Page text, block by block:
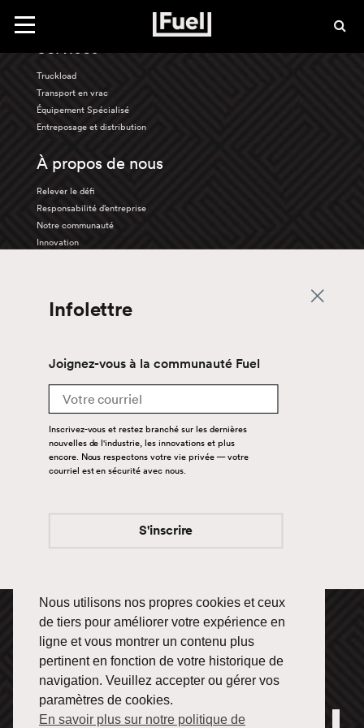
Nous utilisons nos propres cookies et ceux
de tiers pour améliorer votre expérience en
ligne et vous montrer un contenu plus
pertinent en fonction de votre historique de
navigation. Veuillez accepter ou gérer vos
paramètres de cookies.
En savoir plus sur notre politique de
Toggle
Services
Truckload
Transport en vrac
Équipement Spécialisé
Entreposage et distribution
À propos de nous
Relever le défi
Responsabilité d’entreprise
Notre communauté
Innovation
La vie chez Fuel
Conduisez avec nous
Transporteurs
Travaillons ensemble au
succès de Fuel
Comment commencer?
Suivez-nous et restez
branchés.
1 866 433-3835
Infolettre
Joignez-vous à la communauté Fuel
Email
Inscrivez-vous et restez branché sur les dernières
nouvelles de l'industrie, les innovations et plus
encore. Nous respectons votre vie privée — votre
courriel est en sécurité avec nous.
S'inscrire